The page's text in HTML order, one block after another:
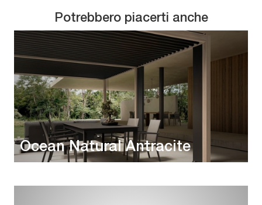
Potrebbero piacerti anche
Ocean Natural Antracite